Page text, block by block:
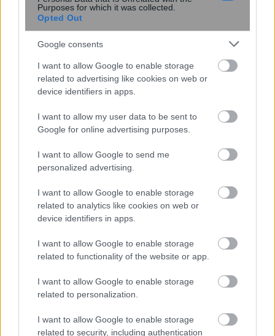
Purposes for which it was collected.
Opted Out
Google consents
I want to allow Google to enable storage
related to advertising like cookies on web or
device identifiers in apps.
I want to allow my user data to be sent to
Google for online advertising purposes.
I want to allow Google to send me
personalized advertising.
I want to allow Google to enable storage
related to analytics like cookies on web or
device identifiers in apps.
I want to allow Google to enable storage
related to functionality of the website or app.
I want to allow Google to enable storage
related to personalization.
I want to allow Google to enable storage
related to security, including authentication
Ροή Οικονομία Επιχειρήσεις Επικαιρότητα
60 λεπτά πριν
Πληθωρισμός: Πού μειώθηκαν και πού
αυξήθηκαν οι τιμές τον Ιούλιο σε
σύγκριση με τον Ιούνιο
Οργανωμένες παραλίες: Έως και 122
ευρώ μπορεί να κοστίσει μία
οικογενειακή εξόρμηση
2 ώρες πριν
Moneymaxxing: Η νέα τάση της Gen Z
στα social media για τη διαχείριση των